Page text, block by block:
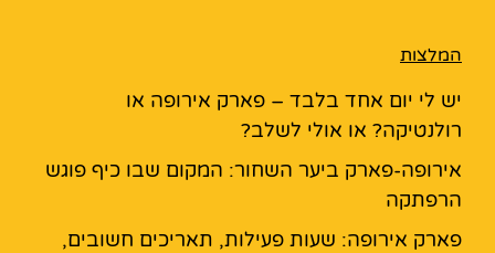
המלצות
יש לי יום אחד בלבד – פארק אירופה או
רולנטיקה? או אולי לשלב?
אירופה-פארק ביער השחור: המקום שבו כיף פוגש
הרפתקה
פארק אירופה: שעות פעילות, תאריכים חשובים,